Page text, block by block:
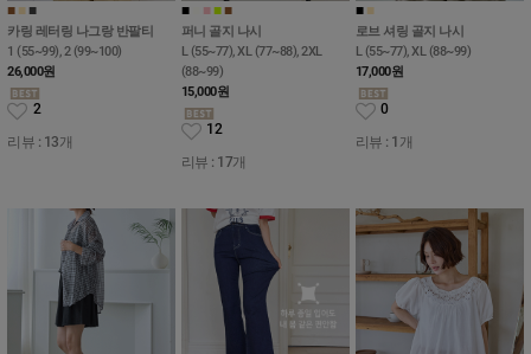
■ ■ ■
카링 레터링 나그랑 반팔티
1 (55~99), 2 (99~100)
26,000원
2
리뷰 : 13개
■ ■ ■■
퍼니 골지 나시
L (55~77), XL (77~88), 2XL
(88~99)
15,000원
12
리뷰 : 17개
■ ■
로브 셔링 골지 나시
L (55~77), XL (88~99)
17,000원
0
리뷰 : 1개